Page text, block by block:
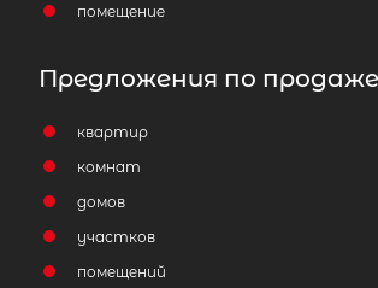
помещение
Предложения по продаже
квартир
комнат
домов
участков
помещений